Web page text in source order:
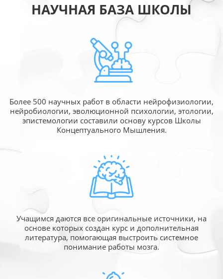
НАУЧНАЯ БАЗА ШКОЛЫ
Более 500 научных работ в области нейрофизиологии,
нейробиологии, эволюционной психологии, этологии,
эпистемологии составили основу курсов Школы
Концептуального Мышления.
Учащимся даются все оригинальные источники, на
основе которых создан курс и дополнительная
литература, помогающая выстроить системное
понимание работы мозга.